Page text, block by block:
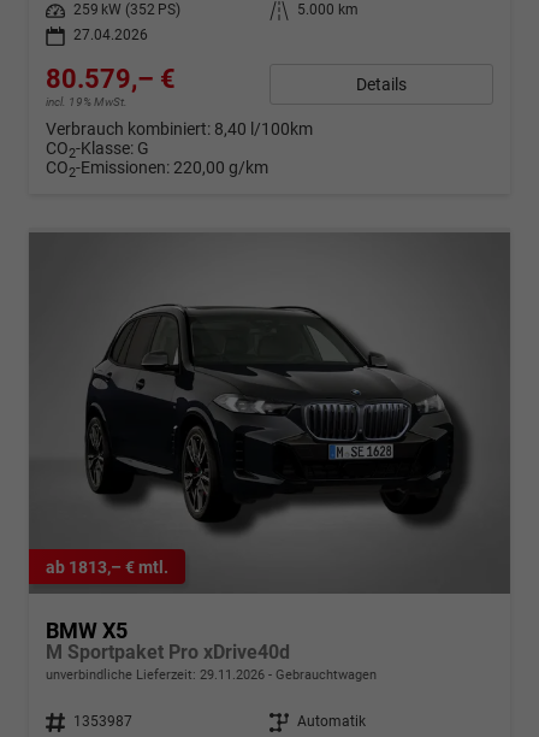
Leistung
259 kW (352 PS) Kilometerstand
5.000 km
27.04.2026
80.579,– €
incl. 19% MwSt.
Details
Verbrauch kombiniert: 8,40 l/100km
CO2-Klasse: G
CO2-Emissionen: 220,00 g/km
ab 1813,– € mtl.
BMW X5
M Sportpaket Pro xDrive40d
unverbindliche Lieferzeit: 29.11.2026 Gebrauchtwagen
Fahrzeugnr. 1353987 Getriebe Automatik